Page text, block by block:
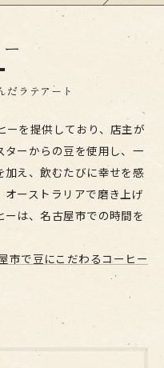
だラテアート
ーを提供しており、店主が
ーからの豆を使用し、一
え、飲むたびに幸せを感
オーストラリアで磨き上げ
は、名古屋市での時間を
市で豆にこだわるコーヒー